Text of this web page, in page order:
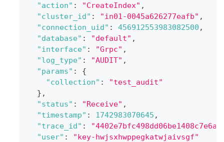
"action" : "CreateIndex" ,
"cluster_id" : "in01-0045a626277eafb" ,
"connection_uid" : 456912553983082500 ,
"database" : "default" ,
"interface" : "Grpc" ,
"log_type" : "AUDIT" ,
"params" :
{
"collection" :
"test_audit"
} ,
"status" : "Receive" ,
"timestamp" : 1742983070645 ,
"trace_id" :
"user" :
"key-hwjsxhwppegkatwjaivsgf"